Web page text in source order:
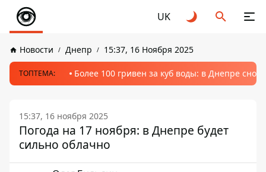
UK
Новости Днепр 15:37, 16 Ноября 2025
ТОПТЕМА: Более 100 гривен за куб воды: в Днепре
15:37, 16 ноября 2025
Погода на 17 ноября: в Днепре будет
сильно облачно